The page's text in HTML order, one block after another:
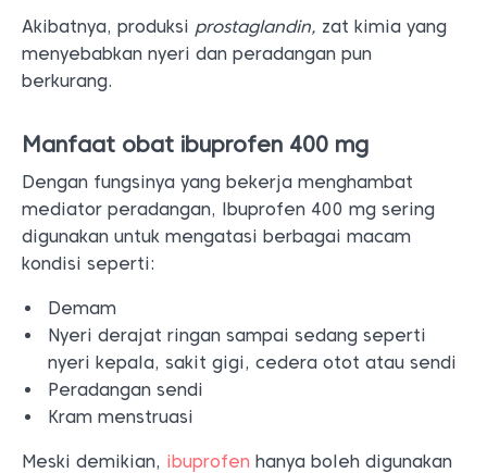
Akibatnya, produksi prostaglandin, zat kimia yang
menyebabkan nyeri dan peradangan pun
berkurang.
Manfaat obat ibuprofen 400 mg
Dengan fungsinya yang bekerja menghambat
mediator peradangan, Ibuprofen 400 mg sering
digunakan untuk mengatasi berbagai macam
kondisi seperti:
Demam
Nyeri derajat ringan sampai sedang seperti
nyeri kepala, sakit gigi, cedera otot atau sendi
Peradangan sendi
Kram menstruasi
Meski demikian, ibuprofen hanya boleh digunakan